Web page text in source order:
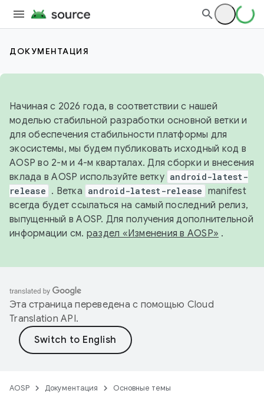
ДОКУМЕНТАЦИЯ
Начиная с 2026 года, в соответствии с нашей
моделью стабильной разработки основной ветки и
для обеспечения стабильности платформы для
экосистемы, мы будем публиковать исходный код в
AOSP во 2-м и 4-м кварталах. Для сборки и внесения
вклада в AOSP используйте ветку android-latest-
release . Ветка android-latest-release manifest
всегда будет ссылаться на самый последний релиз,
выпущенный в AOSP. Для получения дополнительной
информации см. раздел «Изменения в AOSP» .
Эта страница переведена с помощью Cloud
Translation API.
AOSP Документация Основные темы